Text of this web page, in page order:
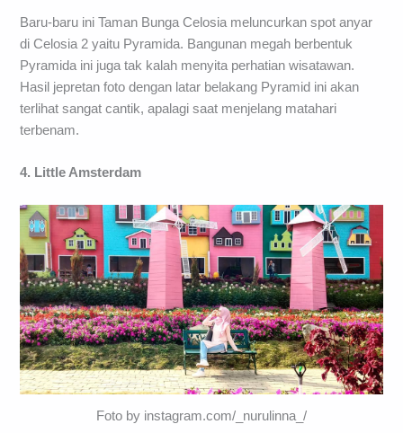
Baru-baru ini Taman Bunga Celosia meluncurkan spot anyar
di Celosia 2 yaitu Pyramida. Bangunan megah berbentuk
Pyramida ini juga tak kalah menyita perhatian wisatawan.
Hasil jepretan foto dengan latar belakang Pyramid ini akan
terlihat sangat cantik, apalagi saat menjelang matahari
terbenam.
4. Little Amsterdam
Foto by instagram.com/_nurulinna_/